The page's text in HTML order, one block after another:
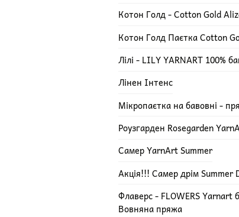
Котон Голд - Cotton Gold
Котон Голд Паєтка Cotton
Лілі - LILY YARNART 100%
Лінен Інтенс
Мікропаєтка на бавовні -
Роузгарден Rosegarden
Самер YarnArt Summer
Акція!!! Самер дрім Summer
Флаверс - FLOWERS Yarnart
Вовняна пряжа